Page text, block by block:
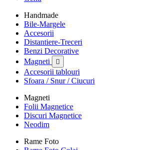
Handmade
Bile-Margele
Accesorii
Distantiere-Treceri
Benzi Decorative
Magneti

Accesorii tablouri
Sfoara / Snur / Ciucuri
Magneti
Folii Magnetice
Discuri Magnetice
Neodim
Rame Foto